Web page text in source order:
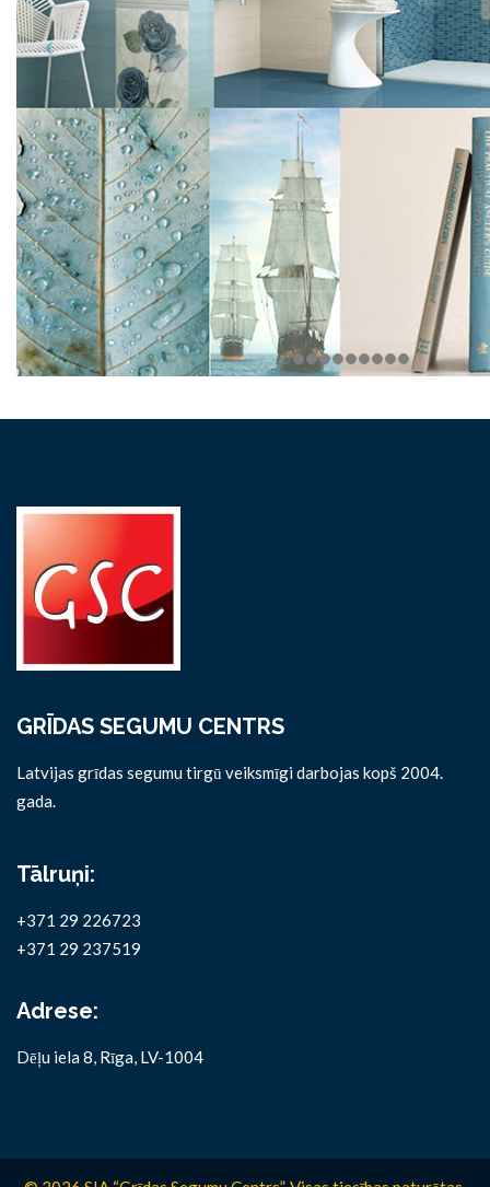
GRĪDAS SEGUMU CENTRS
Latvijas grīdas segumu tirgū veiksmīgi darbojas kopš 2004.
gada.
Tālruņi:
+371 29 226723
+371 29 237519
Adrese:
Dēļu iela 8, Rīga, LV-1004